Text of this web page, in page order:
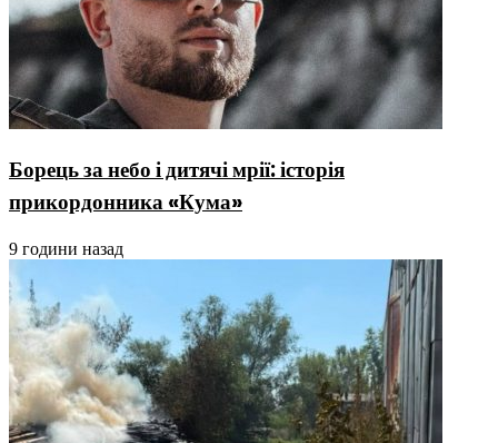
Борець за небо і дитячі мрії: історія
прикордонника «Кума»
9 години назад